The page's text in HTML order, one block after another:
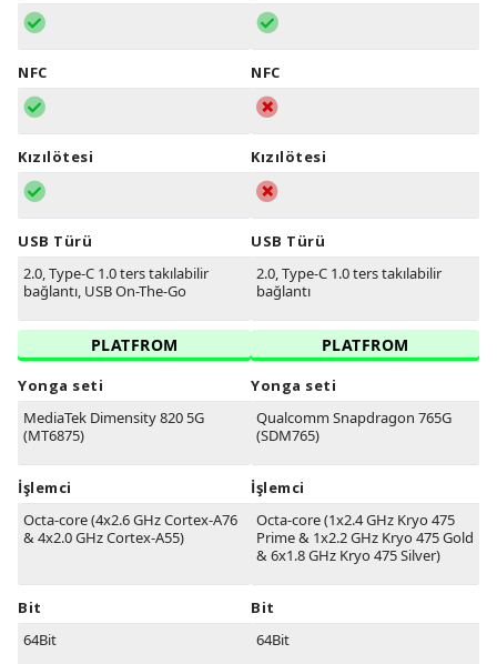
NFC
Kızılötesi
USB Türü
2.0, Type-C 1.0 ters takılabilir
bağlantı, USB On-The-Go
PLATFROM
Yonga seti
MediaTek Dimensity 820 5G
(MT6875)
İşlemci
Octa-core (4x2.6 GHz Cortex-A76
& 4x2.0 GHz Cortex-A55)
Bit
64Bit
NFC
Kızılötesi
USB Türü
2.0, Type-C 1.0 ters takılabilir
bağlantı
PLATFROM
Yonga seti
Qualcomm Snapdragon 765G
(SDM765)
İşlemci
Octa-core (1x2.4 GHz Kryo 475
Prime & 1x2.2 GHz Kryo 475 Gold
& 6x1.8 GHz Kryo 475 Silver)
Bit
64Bit